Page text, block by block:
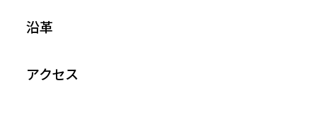
沿革
アクセス